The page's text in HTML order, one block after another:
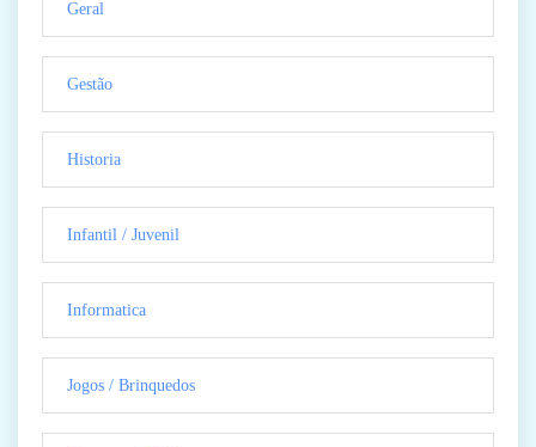
Geral
Gestão
Historia
Infantil / Juvenil
Informatica
Jogos / Brinquedos